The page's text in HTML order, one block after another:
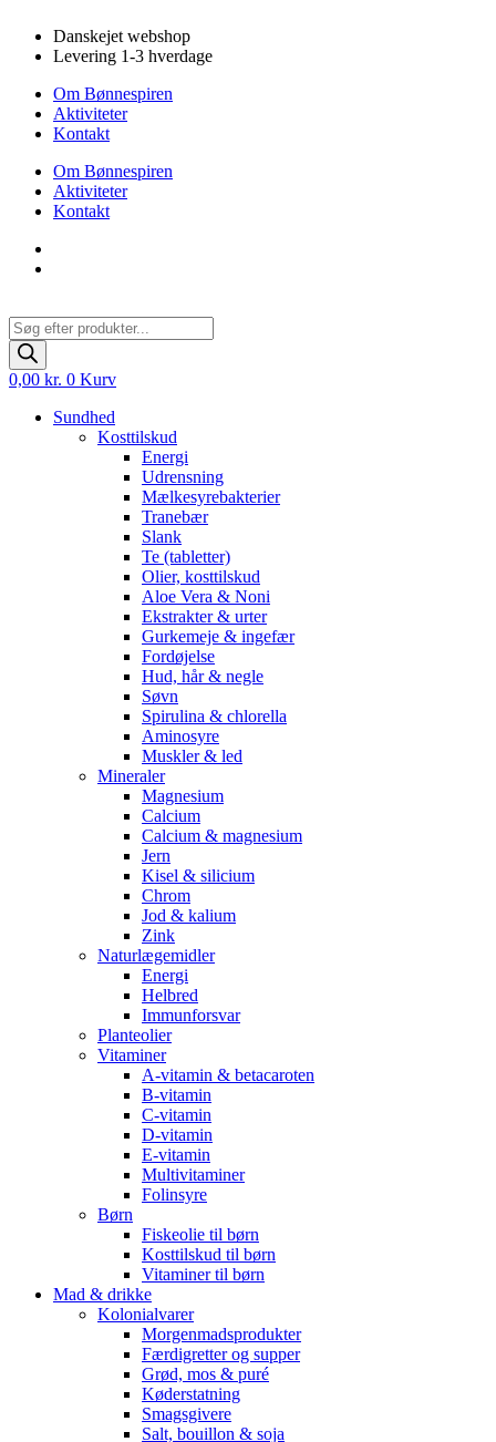
indhold
Danskejet webshop
Levering 1-3 hverdage
Om Bønnespiren
Aktiviteter
Kontakt
Om Bønnespiren
Aktiviteter
Kontakt
Products
search
0,00 kr. 0 Kurv
Sundhed
Kosttilskud
Energi
Udrensning
Mælkesyrebakterier
Tranebær
Slank
Te (tabletter)
Olier, kosttilskud
Aloe Vera & Noni
Ekstrakter & urter
Gurkemeje & ingefær
Fordøjelse
Hud, hår & negle
Søvn
Spirulina & chlorella
Aminosyre
Muskler & led
Mineraler
Magnesium
Calcium
Calcium & magnesium
Jern
Kisel & silicium
Chrom
Jod & kalium
Zink
Naturlægemidler
Energi
Helbred
Immunforsvar
Planteolier
Vitaminer
A-vitamin & betacaroten
B-vitamin
C-vitamin
D-vitamin
E-vitamin
Multivitaminer
Folinsyre
Børn
Fiskeolie til børn
Kosttilskud til børn
Vitaminer til børn
Mad & drikke
Kolonialvarer
Morgenmadsprodukter
Færdigretter og supper
Grød, mos & puré
Køderstatning
Smagsgivere
Salt, bouillon & soja